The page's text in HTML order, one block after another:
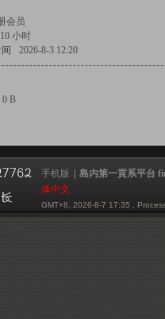
会员
10 小时
2026-8-3 12:20
0 B
手机版 島内第一貢系平台
体中文
GMT+8, 2026-8-7 17:35 ,